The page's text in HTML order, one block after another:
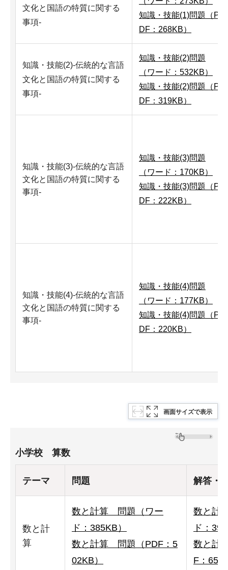
文化と国語の特質に関する
事項-
知識・技能(1)問題（P
DF：268KB）
知識・技能(2)-伝統的な言語
文化と国語の特質に関する
事項-
知識・技能(2)問題
（ワード：532KB）
知識・技能(2)問題（P
DF：319KB）
知識・技能(3)-伝統的な言語
文化と国語の特質に関する
事項-
知識・技能(3)問題
（ワード：170KB）
知識・技能(3)問題（P
DF：222KB）
知識・技能(4)-伝統的な言語
文化と国語の特質に関する
事項-
知識・技能(4)問題
（ワード：177KB）
知識・技能(4)問題（P
DF：220KB）
画面サイズで表示
小学校 算数
テーマ 問題 解答・
数と計
算
数と計算 問題（ワー
ド：385KB）
数と計算 問題（PDF：5
02KB）
数と計
ド：
数と計
F：